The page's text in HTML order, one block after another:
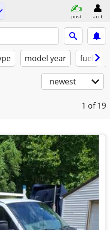
post acct
model year fuel
newest
1 of 19